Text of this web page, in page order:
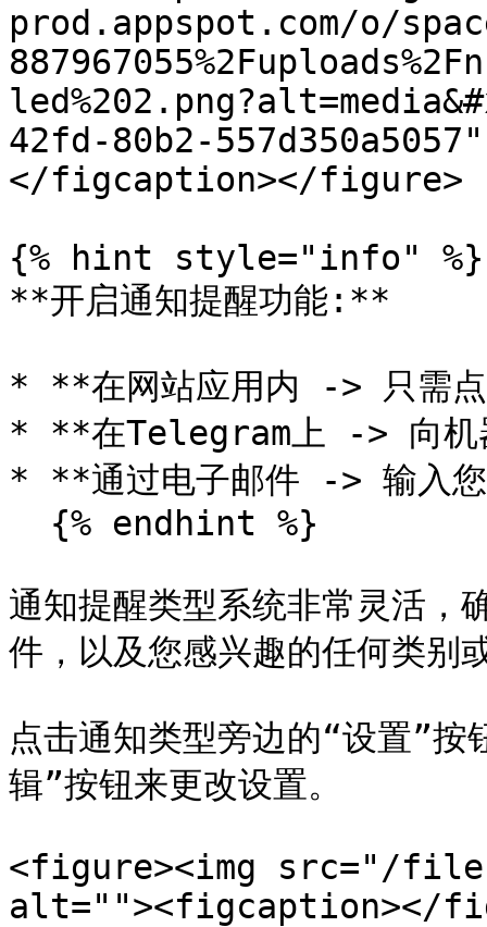
prod.appspot.com/o/
42fd-80b2-
</figcaption></figure>
{% hint style="info" %}
**开启通知提醒功能:**
* **在网站应用内 -> 只需点
* **在Telegram上 -> 向机
* **通过电子邮件 -> 输入您
通知提醒类型系统非常灵活，
件，以及您感兴趣的任何类
点击通知类型旁边的“设置”
辑”按钮来更改设置。
<figure><img src="/files/
alt=""><figcaption></